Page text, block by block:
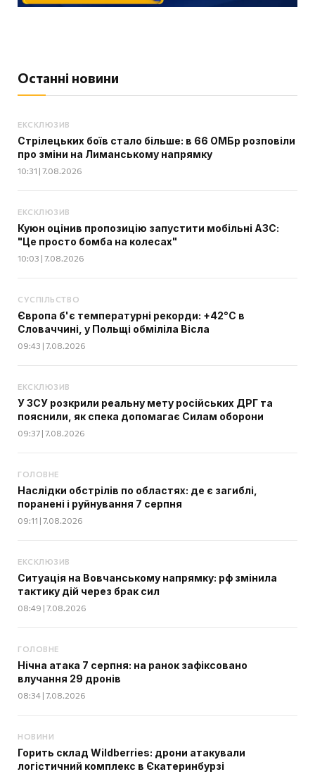
Останні новини
ЕКСКЛЮЗИВ
Стрілецьких боїв стало більше: в 66 ОМБр розповіли
про зміни на Лиманському напрямку
10:31 | 7.08.2026
ЕКСКЛЮЗИВ
Куюн оцінив пропозицію запустити мобільні АЗС:
"Це просто бомба на колесах"
10:03 | 7.08.2026
СУСПІЛЬСТВО
Європа б'є температурні рекорди: +42°C в
Словаччині, у Польщі обміліла Вісла
09:43 | 7.08.2026
ЕКСКЛЮЗИВ
У ЗСУ розкрили реальну мету російських ДРГ та
пояснили, як спека допомагає Силам оборони
09:37 | 7.08.2026
ГОЛОВНЕ
Наслідки обстрілів по областях: де є загиблі,
поранені і руйнування 7 серпня
09:11 | 7.08.2026
ЕКСКЛЮЗИВ
Ситуація на Вовчанському напрямку: рф змінила
тактику дій через брак сил
08:49 | 7.08.2026
ГОЛОВНЕ
Нічна атака 7 серпня: на ранок зафіксовано
влучання 29 дронів
08:34 | 7.08.2026
НОВИНИ
Горить склад Wildberries: дрони атакували
логістичний комплекс в Єкатеринбурзі